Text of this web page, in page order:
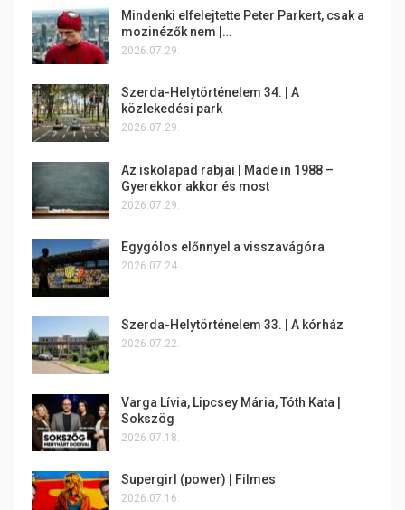
Mindenki elfelejtette Peter Parkert, csak a
mozinézők nem |…
2026.07.29.
Szerda-Helytörténelem 34. | A
közlekedési park
2026.07.29.
Az iskolapad rabjai | Made in 1988 –
Gyerekkor akkor és most
2026.07.29.
Egygólos előnnyel a visszavágóra
2026.07.24.
Szerda-Helytörténelem 33. | A kórház
2026.07.22.
Varga Lívia, Lipcsey Mária, Tóth Kata |
Sokszög
2026.07.18.
Supergirl (power) | Filmes
2026.07.16.